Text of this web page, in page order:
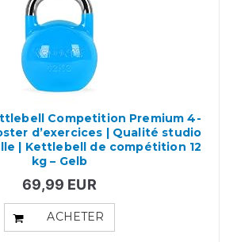
Competition Premium 4-
d’exercices | Qualité studio
| Kettlebell de compétition 12
kg – Gelb
69,99 EUR
ACHETER